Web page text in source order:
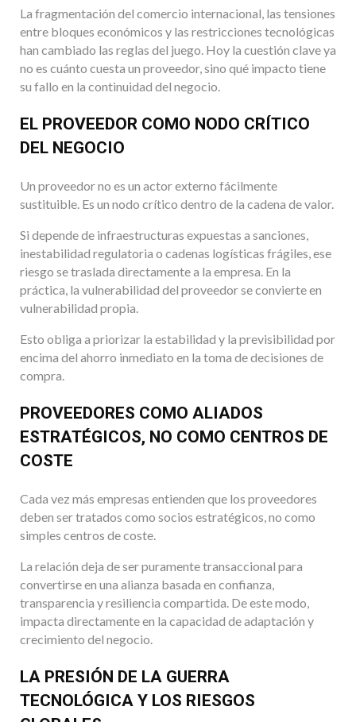
La fragmentación del comercio internacional, las tensiones
entre bloques económicos y las restricciones tecnológicas
han cambiado las reglas del juego. Hoy la cuestión clave ya
no es cuánto cuesta un proveedor, sino qué impacto tiene
su fallo en la continuidad del negocio.
EL PROVEEDOR COMO NODO CRÍTICO
DEL NEGOCIO
Un proveedor no es un actor externo fácilmente
sustituible. Es un nodo crítico dentro de la cadena de valor.
Si depende de infraestructuras expuestas a sanciones,
inestabilidad regulatoria o cadenas logísticas frágiles, ese
riesgo se traslada directamente a la empresa. En la
práctica, la vulnerabilidad del proveedor se convierte en
vulnerabilidad propia.
Esto obliga a priorizar la estabilidad y la previsibilidad por
encima del ahorro inmediato en la toma de decisiones de
compra.
PROVEEDORES COMO ALIADOS
ESTRATÉGICOS, NO COMO CENTROS DE
COSTE
Cada vez más empresas entienden que los proveedores
deben ser tratados como socios estratégicos, no como
simples centros de coste.
La relación deja de ser puramente transaccional para
convertirse en una alianza basada en confianza,
transparencia y resiliencia compartida. De este modo,
impacta directamente en la capacidad de adaptación y
crecimiento del negocio.
LA PRESIÓN DE LA GUERRA
TECNOLÓGICA Y LOS RIESGOS